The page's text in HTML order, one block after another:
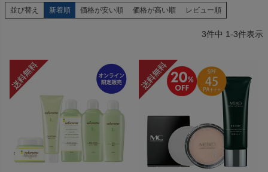
並び替え 新着順 価格が安い順 価格が高い順 レビュー順
3件中 1-3件表示